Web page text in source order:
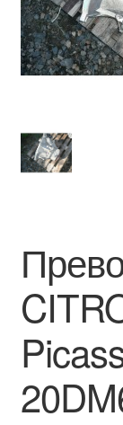
Контакт
Моята сметка
Политика за
Процедура за
Разгледайте
Транспорт